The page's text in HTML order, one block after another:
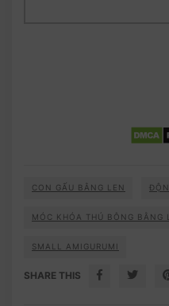
CON GẤU BẰNG LEN
MÓC KHÓA THÚ BÔNG BẰNG
SMALL AMIGURUMI
SHARE THIS